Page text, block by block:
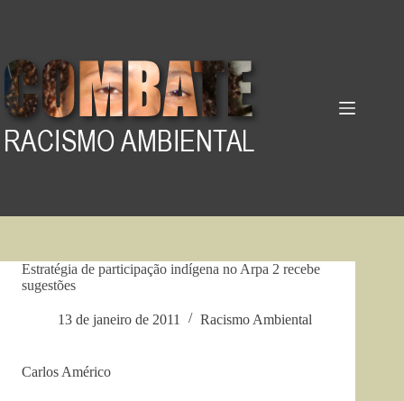
Estratégia de participação indígena no Arpa 2 recebe
sugestões
13 de janeiro de 2011 Racismo Ambiental
Carlos Américo